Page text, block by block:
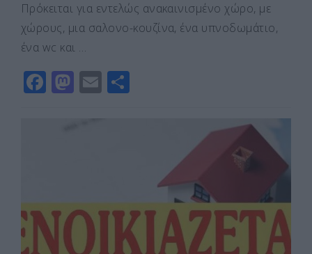
Πρόκειται για εντελώς ανακαινισμένο χώρο, με
χώρους, μια σαλονο-κουζίνα, ένα υπνοδωμάτιο,
ένα wc και …
F
o
k
M
n
E
ίτ
ε